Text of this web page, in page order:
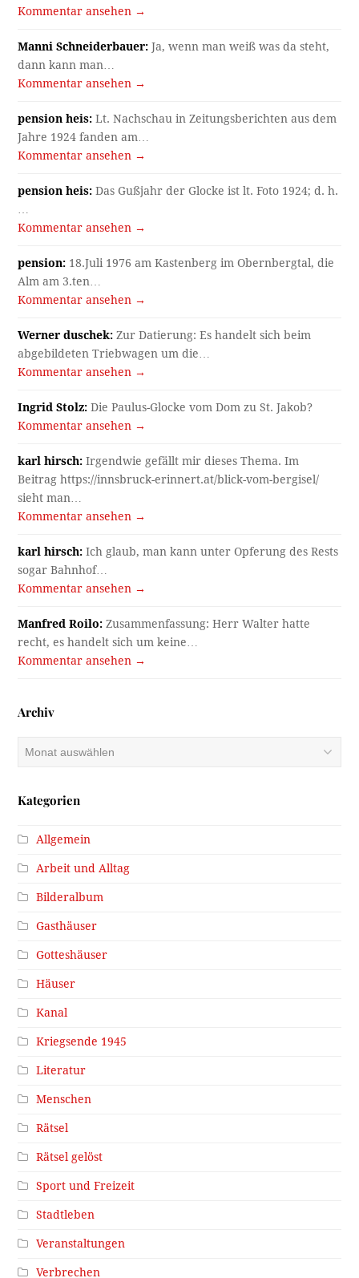
Kommentar ansehen →
Manni Schneiderbauer: Ja, wenn man weiß was da steht,
dann kann man…
Kommentar ansehen →
pension heis: Lt. Nachschau in Zeitungsberichten aus dem
Jahre 1924 fanden am…
Kommentar ansehen →
pension heis: Das Gußjahr der Glocke ist lt. Foto 1924; d. h.
Kommentar ansehen →
pension: 18.Juli 1976 am Kastenberg im Obernbergtal, die
Alm am 3.ten…
Kommentar ansehen →
Werner duschek: Zur Datierung: Es handelt sich beim
abgebildeten Triebwagen um die…
Kommentar ansehen →
Ingrid Stolz: Die Paulus-Glocke vom Dom zu St. Jakob?
Kommentar ansehen →
karl hirsch: Irgendwie gefällt mir dieses Thema. Im
Beitrag https://innsbruck-erinnert.at/blick-vom-bergisel/
sieht man…
Kommentar ansehen →
karl hirsch: Ich glaub, man kann unter Opferung des Rests
sogar Bahnhof…
Kommentar ansehen →
Manfred Roilo: Zusammenfassung: Herr Walter hatte
recht, es handelt sich um keine…
Kommentar ansehen →
Archiv
Kategorien
Allgemein
Arbeit und Alltag
Bilderalbum
Gasthäuser
Gotteshäuser
Häuser
Kanal
Kriegsende 1945
Literatur
Menschen
Rätsel
Rätsel gelöst
Sport und Freizeit
Stadtleben
Veranstaltungen
Verbrechen